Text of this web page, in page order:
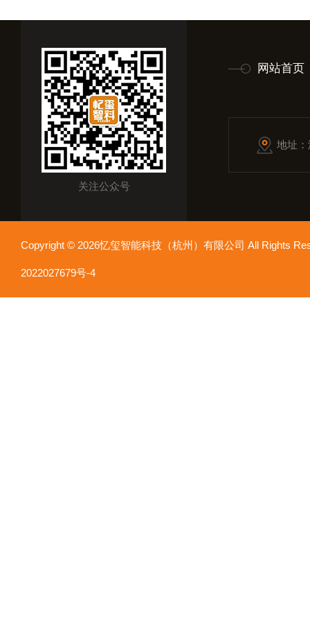
关注公众号
网站首页
地址：
Copyright © 2026忆玺智能科技（杭州）有限公司 All Rights
2022027679号-4